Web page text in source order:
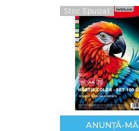
Stoc Epuizat
ANUNȚĂ-MĂ